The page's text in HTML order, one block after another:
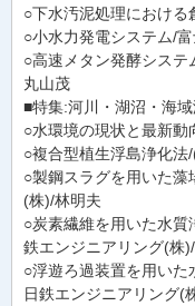
○下水汚泥処理におけ
○小水力発電システム/
○高速メタン発酵システ
丸山茂
■特集:河川・湖沼・海
○水環境の現状と最新動
○複合型植生浮島浄化
○製鋼スラグを用いた
(株)/林明夫
○炭素繊維を用いた水質
鉄エンジニアリング(株
○浮遊ろ過装置を用い
日鉄エンジニアリング(